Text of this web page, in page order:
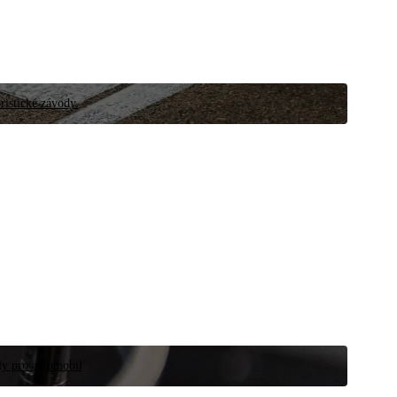
závody.
pro automobil